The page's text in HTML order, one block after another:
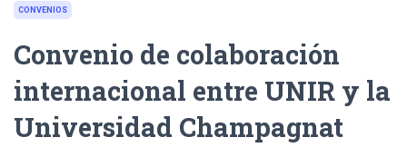
CONVENIOS
Convenio de colaboración
internacional entre UNIR y la
Universidad Champagnat